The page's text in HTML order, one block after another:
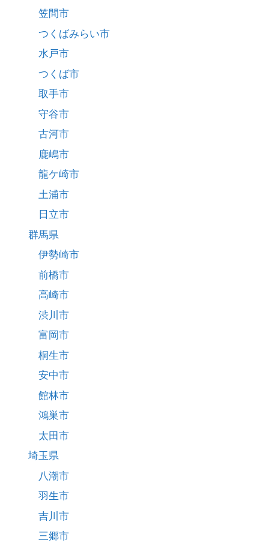
笠間市
つくばみらい市
水戸市
つくば市
取手市
守谷市
古河市
鹿嶋市
龍ケ崎市
土浦市
日立市
群馬県
伊勢崎市
前橋市
高崎市
渋川市
富岡市
桐生市
安中市
館林市
鴻巣市
太田市
埼玉県
八潮市
羽生市
吉川市
三郷市